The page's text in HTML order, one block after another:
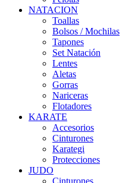
NATACION
Toallas
Bolsos / Mochilas
Tapones
Set Natación
Lentes
Aletas
Gorras
Nariceras
Flotadores
KARATE
Accesorios
Cinturones
Karategi
Protecciones
JUDO